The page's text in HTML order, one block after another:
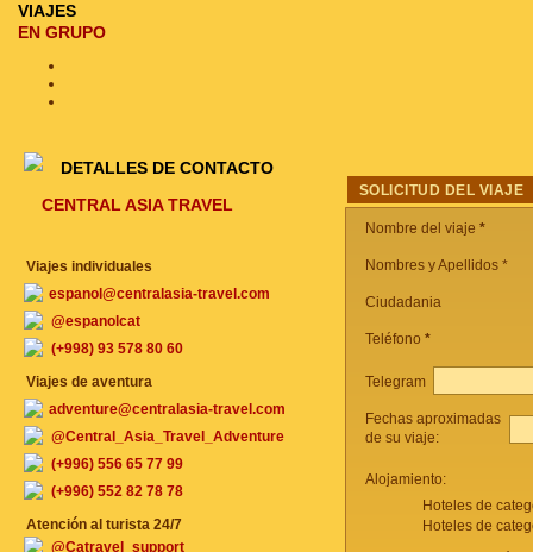
SOLICITUD DEL VIAJE
Nombre del viaje *
Nombres y Apellidos *
Ciudadania
Teléfono *
Telegram
Fechas aproximadas
de su viaje:
Alojamiento:
Hoteles de
Hoteles de
VIAJES
EN GRUPO
DETALLES DE CONTACTO
CENTRAL ASIA TRAVEL
Viajes individuales
espanol@centralasia-travel.com
@espanolcat
(+998) 93 578 80 60
Viajes de aventura
adventure@centralasia-travel.com
@Central_Asia_Travel_Adventure
(+996) 556 65 77 99
(+996) 552 82 78 78
Atención al turista 24/7
@Catravel_support